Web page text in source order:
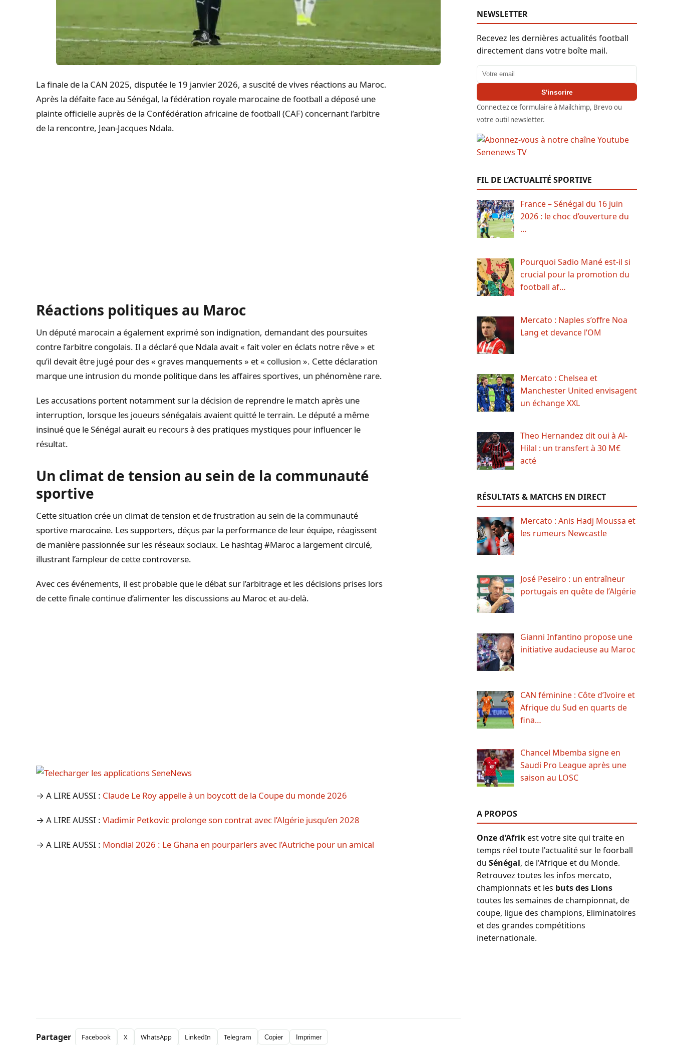
La finale de la CAN 2025, disputée le 19 janvier 2026, a suscité de vives réactions au Maroc.
Après la défaite face au Sénégal, la fédération royale marocaine de football a déposé une
plainte officielle auprès de la Confédération africaine de football (CAF) concernant l’arbitre
de la rencontre, Jean-Jacques Ndala.
Réactions politiques au Maroc
Un député marocain a également exprimé son indignation, demandant des poursuites
contre l’arbitre congolais. Il a déclaré que Ndala avait « fait voler en éclats notre rêve » et
qu’il devait être jugé pour des « graves manquements » et « collusion ». Cette déclaration
marque une intrusion du monde politique dans les affaires sportives, un phénomène rare.
Les accusations portent notamment sur la décision de reprendre le match après une
interruption, lorsque les joueurs sénégalais avaient quitté le terrain. Le député a même
insinué que le Sénégal aurait eu recours à des pratiques mystiques pour influencer le
résultat.
Un climat de tension au sein de la communauté
sportive
Cette situation crée un climat de tension et de frustration au sein de la communauté
sportive marocaine. Les supporters, déçus par la performance de leur équipe, réagissent
de manière passionnée sur les réseaux sociaux. Le hashtag #Maroc a largement circulé,
illustrant l’ampleur de cette controverse.
Avec ces événements, il est probable que le débat sur l’arbitrage et les décisions prises lors
de cette finale continue d’alimenter les discussions au Maroc et au-delà.
→ A LIRE AUSSI : Claude Le Roy appelle à un boycott de la Coupe du monde 2026
→ A LIRE AUSSI : Vladimir Petkovic prolonge son contrat avec l’Algérie jusqu’en 2028
→ A LIRE AUSSI : Mondial 2026 : Le Ghana en pourparlers avec l’Autriche pour un amical
Partager Facebook X WhatsApp LinkedIn Telegram Copier Imprimer
NEWSLETTER
Recevez les dernières actualités football
directement dans votre boîte mail.
Adresse email
S'inscrire
Connectez ce formulaire à Mailchimp, Brevo ou
votre outil newsletter.
FIL DE L’ACTUALITÉ SPORTIVE
France – Sénégal du 16 juin
2026 : le choc d’ouverture du
…
Pourquoi Sadio Mané est-il si
crucial pour la promotion du
football af…
Mercato : Naples s’offre Noa
Lang et devance l’OM
Mercato : Chelsea et
Manchester United envisagent
un échange XXL
Theo Hernandez dit oui à Al-
Hilal : un transfert à 30 M€
acté
RÉSULTATS & MATCHS EN DIRECT
Mercato : Anis Hadj Moussa et
les rumeurs Newcastle
José Peseiro : un entraîneur
portugais en quête de l’Algérie
Gianni Infantino propose une
initiative audacieuse au Maroc
CAN féminine : Côte d’Ivoire et
Afrique du Sud en quarts de
fina…
Chancel Mbemba signe en
Saudi Pro League après une
saison au LOSC
A PROPOS
Onze d'Afrikest votre site qui traite en
temps réel toute l'actualité sur le foorball
du Sénégal, de l'Afrique et du Monde.
Retrouvez toutes les infos mercato,
championnats et les buts des Lions
toutes les semaines de championnat, de
coupe, ligue des champions, Eliminatoires
et des grandes compétitions
ineternationale.